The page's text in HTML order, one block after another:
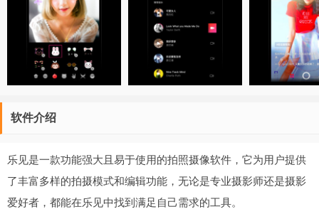
软件介绍
乐见是一款功能强大且易于使用的拍照摄像软件，它为用户提供
了丰富多样的拍摄模式和编辑功能，无论是专业摄影师还是摄影
爱好者，都能在乐见中找到满足自己需求的工具。